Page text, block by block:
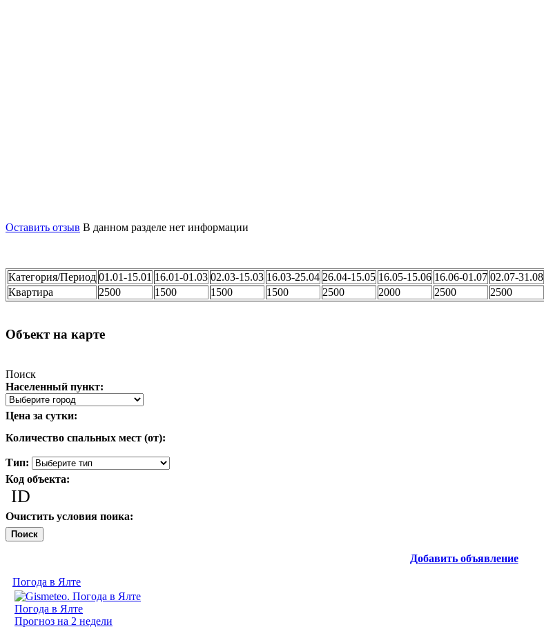
Оставить отзыв В данном разделе нет информации
Категория/Период 01.01-15.01 16.01-01.03 02.03-15.03 16.03-25.04 26.04-15.05 16.05-15.06 16.06-01.07 02.07-31.08
Квартира
2500 1500 1500 1500 2500 2000 2500 2500
Объект на карте
Поиск
Населенный пункт:
Цена за сутки:
Количество спальных мест (от):
Тип:
Код объекта:
ID
Очистить условия поика:
Поиск
Добавить объявление
Погода в Ялте
Погода в Ялте
Прогноз на 2 недели